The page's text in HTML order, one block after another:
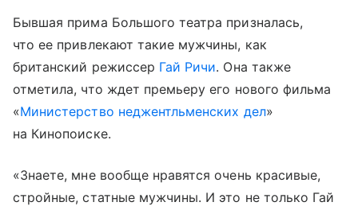
Бывшая прима Большого театра призналась,
что ее привлекают такие мужчины, как
британский режиссер Гай Ричи. Она также
отметила, что ждет премьеру его нового фильма
«Министерство неджентльменских дел»
на Кинопоиске.
«Знаете, мне вообще нравятся очень красивые,
стройные, статные мужчины. И это не только Гай